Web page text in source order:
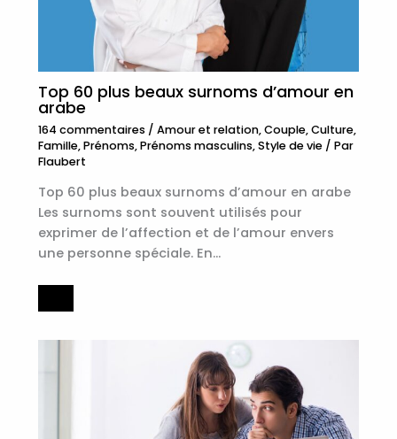
Top 60 plus beaux surnoms d’amour en
arabe
164 commentaires / Amour et relation,Couple,Culture,
Famille,Prénoms,Prénoms masculins,Style de vie/ Par
Flaubert
Top 60 plus beaux surnoms d’amour en arabe
Les surnoms sont souvent utilisés pour
exprimer de l’affection et de l’amour envers
une personne spéciale. En…